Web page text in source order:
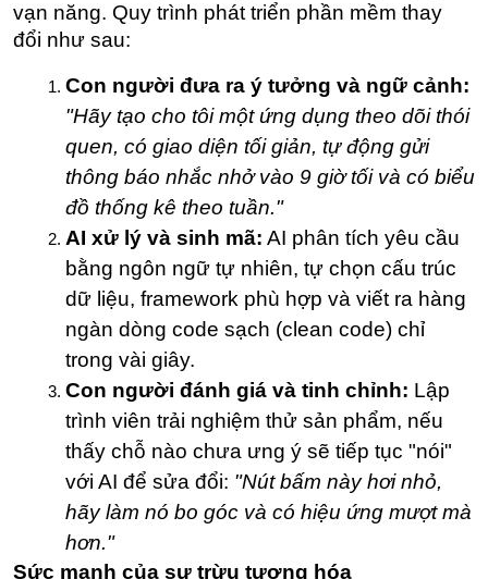
vạn năng. Quy trình phát triển phần mềm thay
đổi như sau:
Con người đưa ra ý tưởng và ngữ cảnh:
"Hãy tạo cho tôi một ứng dụng theo dõi thói
quen, có giao diện tối giản, tự động gửi
thông báo nhắc nhở vào 9 giờ tối và có biểu
đồ thống kê theo tuần."
AI xử lý và sinh mã: AI phân tích yêu cầu
bằng ngôn ngữ tự nhiên, tự chọn cấu trúc
dữ liệu, framework phù hợp và viết ra hàng
ngàn dòng code sạch (clean code) chỉ
trong vài giây.
Con người đánh giá và tinh chỉnh: Lập
trình viên trải nghiệm thử sản phẩm, nếu
thấy chỗ nào chưa ưng ý sẽ tiếp tục "nói"
với AI để sửa đổi: "Nút bấm này hơi nhỏ,
hãy làm nó bo góc và có hiệu ứng mượt mà
hơn."
Sức mạnh của sự trừu tượng hóa